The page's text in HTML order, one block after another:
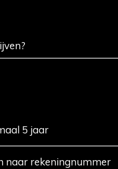
5 jaar
naar rekeningnummer